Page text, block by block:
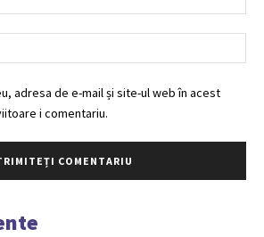
adresa de e-mail și site-ul web în acest
i comentariu.